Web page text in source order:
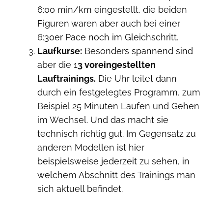
6:00 min/km eingestellt, die beiden
Figuren waren aber auch bei einer
6:30er Pace noch im Gleichschritt.
Laufkurse: Besonders spannend sind
aber die 13 voreingestellten
Lauftrainings. Die Uhr leitet dann
durch ein festgelegtes Programm, zum
Beispiel 25 Minuten Laufen und Gehen
im Wechsel. Und das macht sie
technisch richtig gut. Im Gegensatz zu
anderen Modellen ist hier
beispielsweise jederzeit zu sehen, in
welchem Abschnitt des Trainings man
sich aktuell befindet.